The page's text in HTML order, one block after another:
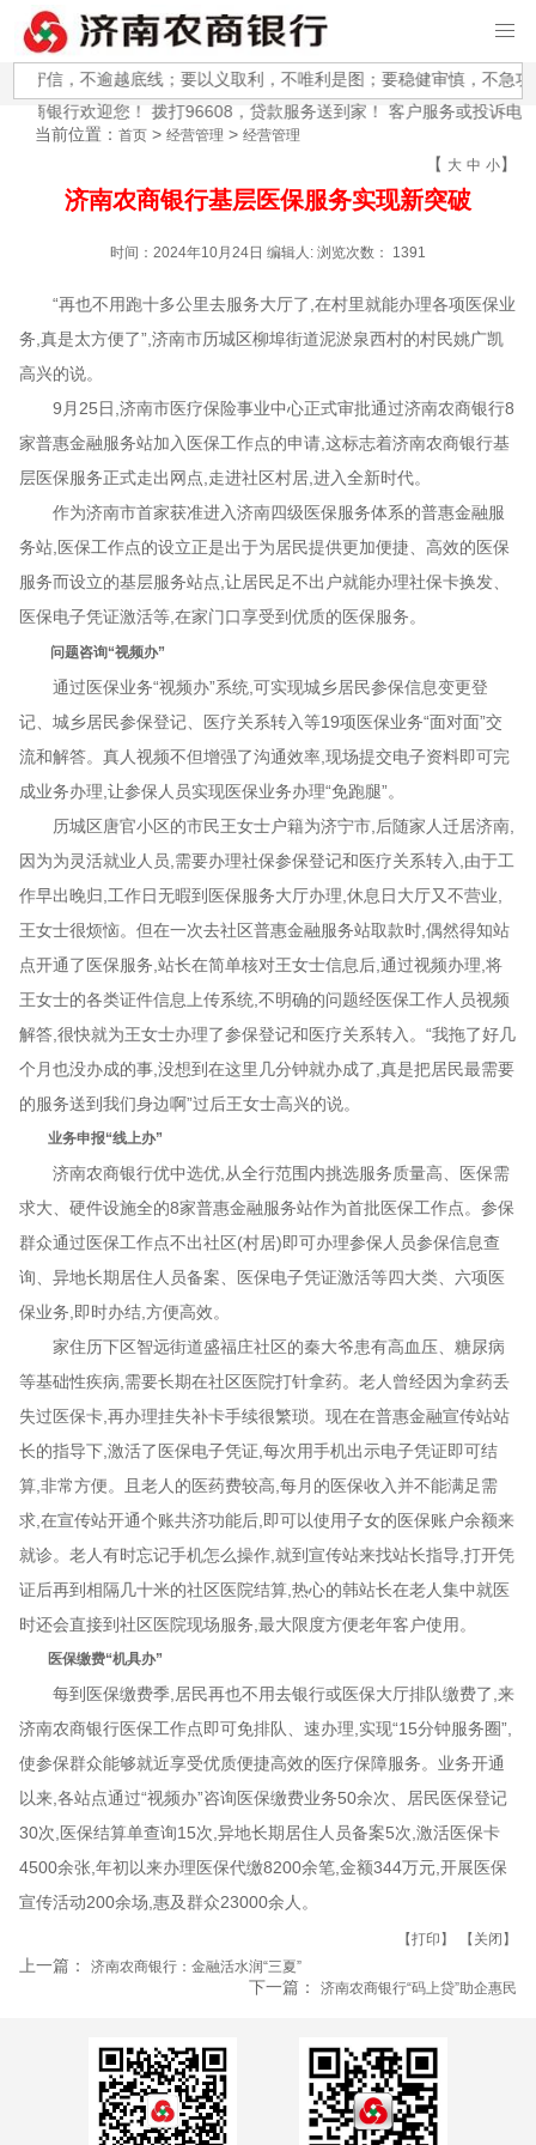
守信，不逾越底线；要以义取利，不唯利是图；要稳健审慎，不急功
商银行欢迎您！ 拨打96608，贷款服务送到家！ 客户服务或投诉电话
当前位置： 首页 > 经营管理 > 经营管理
【 大 中 小】
济南农商银行基层医保服务实现新突破
时间：2024年10月24日 编辑人: 浏览次数： 1391
“再也不用跑十多公里去服务大厅了,在村里就能办理各项医保业
务,真是太方便了”,济南市历城区柳埠街道泥淤泉西村的村民姚广凯
高兴的说。
9月25日,济南市医疗保险事业中心正式审批通过济南农商银行8
家普惠金融服务站加入医保工作点的申请,这标志着济南农商银行基
层医保服务正式走出网点,走进社区村居,进入全新时代。
作为济南市首家获准进入济南四级医保服务体系的普惠金融服
务站,医保工作点的设立正是出于为居民提供更加便捷、高效的医保
服务而设立的基层服务站点 ,让居民足不出户就能办理社保卡换发、
医保电子凭证激活等 ,在家门口享受到优质的医保服务。
问题咨询“视频办”
通过医保业务“视频办”系统,可实现城乡居民参保信息变更登
记、城乡居民参保登记、医疗关系转入等19项医保业务“面对面”交
流和解答。真人视频不但增强了沟通效率,现场提交电子资料即可完
成业务办理,让参保人员实现医保业务办理“免跑腿”。
历城区唐官小区的市民王女士户籍为济宁市,后随家人迁居济南,
因为为灵活就业人员,需要办理社保参保登记和医疗关系转入,由于工
作早出晚归,工作日无暇到医保服务大厅办理,休息日大厅又不营业,
王女士很烦恼。但在一次去社区普惠金融服务站取款时,偶然得知站
点开通了医保服务,站长在简单核对王女士信息后,通过视频办理,将
王女士的各类证件信息上传系统,不明确的问题经医保工作人员视频
解答,很快就为王女士办理了参保登记和医疗关系转入。“我拖了好几
个月也没办成的事,没想到在这里几分钟就办成了,真是把居民最需要
的服务送到我们身边啊”过后王女士高兴的说。
业务申报“线上办”
济南农商银行优中选优,从全行范围内挑选服务质量高、医保需
求大、硬件设施全的8家普惠金融服务站作为首批医保工作点。参保
群众通过医保工作点不出社区(村居)即可办理参保人员参保信息查
询、异地长期居住人员备案、医保电子凭证激活等四大类、六项医
保业务,即时办结,方便高效。
家住历下区智远街道盛福庄社区的秦大爷患有高血压、糖尿病
等基础性疾病,需要长期在社区医院打针拿药。老人曾经因为拿药丢
失过医保卡,再办理挂失补卡手续很繁琐。现在在普惠金融宣传站站
长的指导下,激活了医保电子凭证,每次用手机出示电子凭证即可结
算,非常方便。且老人的医药费较高,每月的医保收入并不能满足需
求,在宣传站开通个账共济功能后,即可以使用子女的医保账户余额来
就诊。老人有时忘记手机怎么操作,就到宣传站来找站长指导,打开凭
证后再到相隔几十米的社区医院结算,热心的韩站长在老人集中就医
时还会直接到社区医院现场服务,最大限度方便老年客户使用。
医保缴费“机具办”
每到医保缴费季,居民再也不用去银行或医保大厅排队缴费了,来
济南农商银行医保工作点即可免排队、速办理,实现“15分钟服务圈”,
使参保群众能够就近享受优质便捷高效的医疗保障服务。业务开通
以来,各站点通过“视频办”咨询医保缴费业务50余次、居民医保登记
30次,医保结算单查询15次,异地长期居住人员备案5次,激活医保卡
4500余张,年初以来办理医保代缴8200余笔,金额344万元,开展医保
宣传活动200余场,惠及群众23000余人。
【打印】 【关闭】
上一篇： 济南农商银行：金融活水润“三夏”
下一篇： 济南农商银行“码上贷”助企惠民